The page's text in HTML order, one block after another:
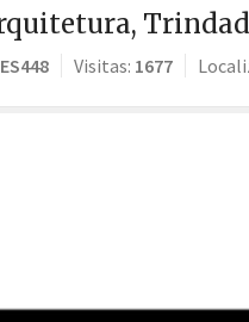
ES448 Visitas: 1677